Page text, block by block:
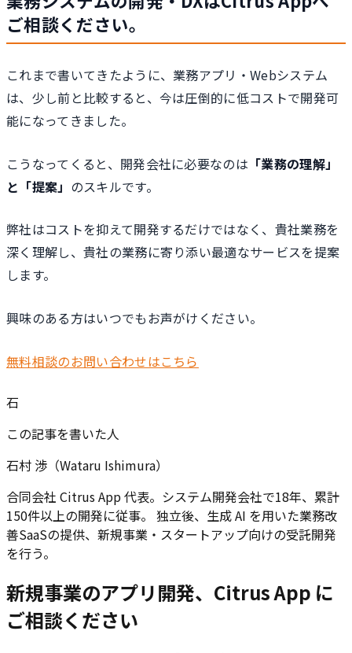
ご相談ください。
これまで書いてきたように、業務アプリ・Webシステム
は、少し前と比較すると、今は圧倒的に低コストで開発可
能になってきました。
こうなってくると、開発会社に必要なのは 「業務の理解」
と「提案」 のスキルです。
弊社はコストを抑えて開発するだけではなく、貴社業務を
深く理解し、貴社の業務に寄り添い最適なサービスを提案
します。
興味のある方はいつでもお声がけください。
無料相談のお問い合わせはこちら
石
この記事を書いた人
石村 渉（Wataru Ishimura）
合同会社 Citrus App 代表。システム開発会社で18年、累計
150件以上の開発に従事。 独立後、生成 AI を用いた業務改
善SaaSの提供、新規事業・スタートアップ向けの受託開発
を行う。
新規事業のアプリ開発、Citrus App に
ご相談ください